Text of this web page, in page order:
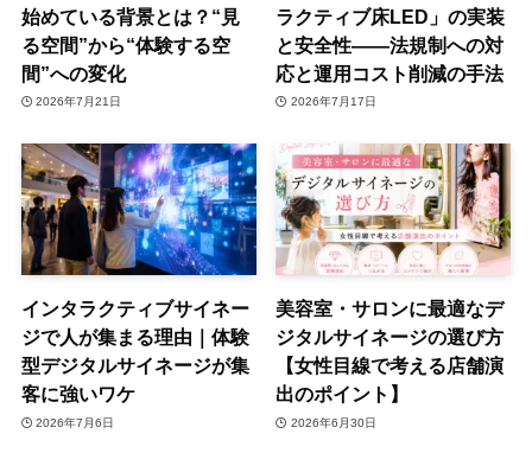
始めている背景とは？“見
る空間”から“体験する空
間”への変化
2026年7月21日
ラクティブ床LED」の実装
と安全性——法規制への対
応と運用コスト削減の手法
2026年7月17日
インタラクティブサイネー
ジで人が集まる理由｜体験
型デジタルサイネージが集
客に強いワケ
2026年7月6日
美容室・サロンに最適なデ
ジタルサイネージの選び方
【女性目線で考える店舗演
出のポイント】
2026年6月30日